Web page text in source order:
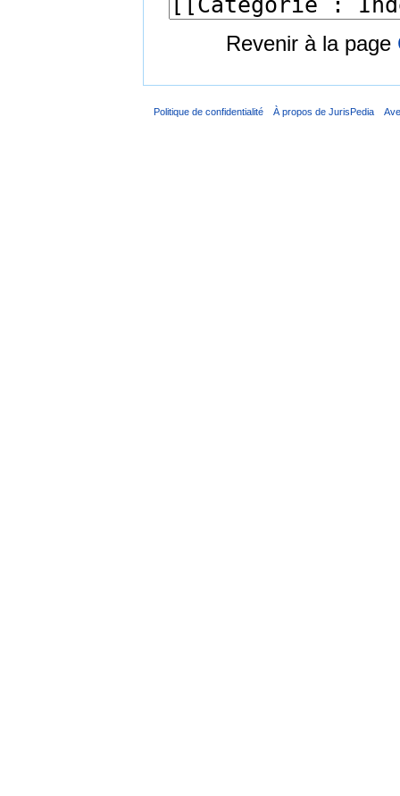
Revenir à la page
Politique de confidentialité À propos de JurisPedia